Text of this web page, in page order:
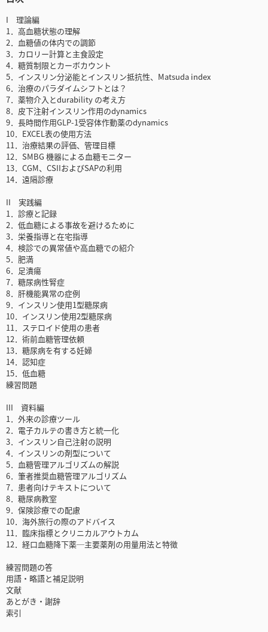
I 理論編
1．高血糖状態の理解
2．血糖値の体内での調節
3．カロリー計算と主食設定
4．糖質制限とカーボカウント
5．インスリン分泌能とインスリン抵抗性、Matsuda index
6．治療のパラダイムシフトとは？
7．薬物介入とdurability の考え方
8．皮下注射インスリン作用のdynamics
9．長時間作用GLP-1受容体作動薬のdynamics
10．EXCEL表の使用方法
11．治療結果の評価、管理目標
12．SMBG 機器による血糖モニター
13．CGM、CSIIおよびSAPの利用
14．遠隔診療
II 実践編
1．診療と記録
2．低血糖による事故を避けるために
3．栄養指導と在宅指導
4．検診での異常値や高血糖での紹介
5．肥満
6．足潰瘍
7．糖尿病性腎症
8．肝機能異常の症例
9．インスリン使用1型糖尿病
10．インスリン使用2型糖尿病
11．ステロイド使用の患者
12．術前血糖管理依頼
13．糖尿病を有する妊婦
14．認知症
15．低血糖
練習問題
III 資料編
1．外来の診療ツール
2．電子カルテの書き方と統一化
3．インスリン自己注射の説明
4．インスリンの剤型について
5．血糖管理アルゴリズムの解説
6．筆者推奨血糖管理アルゴリズム
7．患者向けテキストについて
8．糖尿病教室
9．保険診療での配慮
10．海外旅行の際のアドバイス
11．臨床指標とクリニカルアウトカム
12．経口血糖降下薬─主要薬剤の用量用法と特徴
練習問題の答
用語・略語と補足説明
文献
あとがき・謝辞
索引